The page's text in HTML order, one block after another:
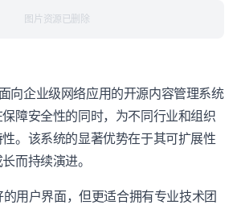
图片资源已删除
向企业级网络应用的开源内容管理系统
障安全性的同时，为不同行业和组织
。该系统的显著优势在于其可扩展性
而持续演进。
用户界面，但更适合拥有专业技术团